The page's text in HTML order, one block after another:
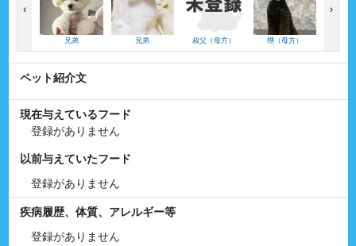
兄弟 兄弟 叔父（母方） 甥（母方）
‹ ›
ペット紹介文
現在与えているフード
登録がありません
以前与えていたフード
登録がありません
疾病履歴、体質、アレルギー等
登録がありません